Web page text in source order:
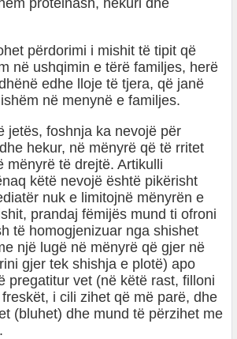
proteinash, hekuri dhe
përdorimi i mishit të tipit që
në ushqimin e tërë familjes, herë
edhe lloje të tjera, që janë
në menynë e familjes.
jetës, foshnja ka nevojë për
hekur, në mënyrë që të rritet
mënyrë të drejtë. Artikulli
këtë nevojë është pikërisht
nuk e limitojnë mënyrën e
prandaj fëmijës mund ti ofroni
të homogjenizuar nga shishet
një lugë në mënyrë që gjer në
gjer tek shishja e plotë) apo
pregatitur vet (në këtë rast, filloni
i cili zihet që më parë, dhe
(bluhet) dhe mund të përzihet me